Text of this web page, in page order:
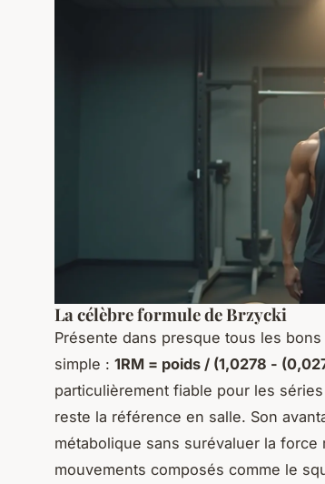
La célèbre formule de Brzycki
Présente dans presque tous les
simple : 1RM = poids / (1,0278 -
particulièrement fiable pour les
reste la référence en salle. Son
métabolique sans surévaluer la
mouvements composés comme le